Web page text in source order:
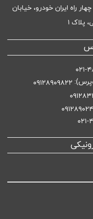
قبل از چهار راه ایران خودرو، خیابان
پلاک ۱
۰۹۱۲۸۹۰۹۸۲۲